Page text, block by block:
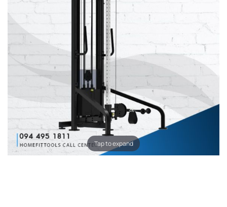
Tap to expand